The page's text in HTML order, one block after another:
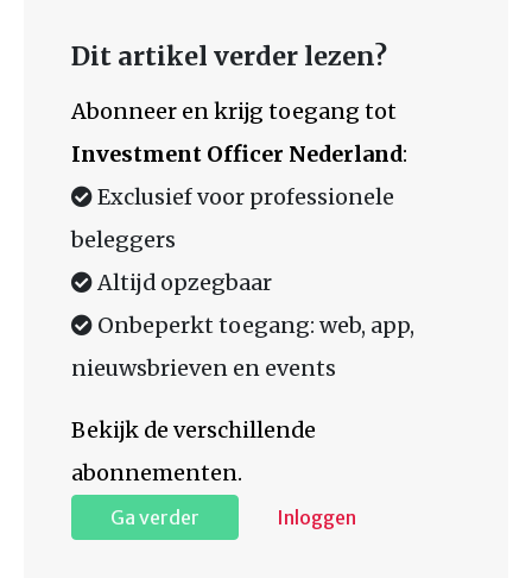
Dit artikel verder lezen?
Abonneer en krijg toegang tot
Investment Officer Nederland:
Exclusief voor professionele
beleggers
Altijd opzegbaar
Onbeperkt toegang: web, app,
nieuwsbrieven en events
Bekijk de verschillende
abonnementen.
Ga verder Inloggen